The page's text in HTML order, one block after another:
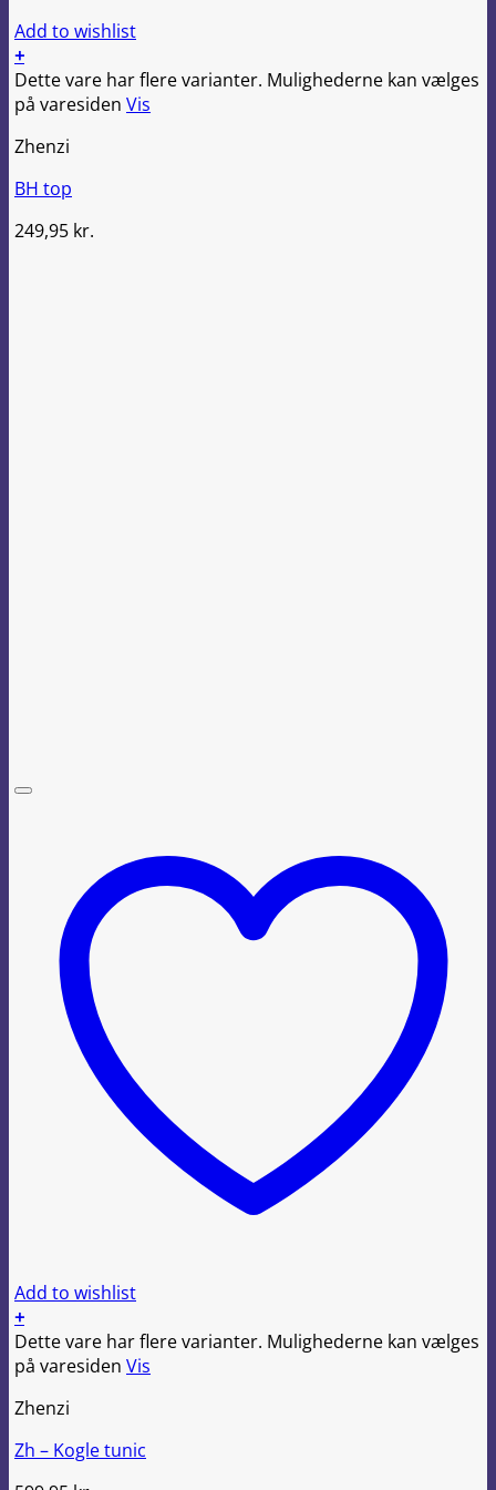
Add to wishlist
+
Dette vare har flere varianter. Mulighederne kan vælges
på varesiden Vis
Zhenzi
BH top
249,95 kr.
Add to wishlist
+
Dette vare har flere varianter. Mulighederne kan vælges
på varesiden Vis
Zhenzi
Zh – Kogle tunic